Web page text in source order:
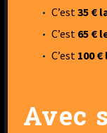
C’est 35 €
C’est 65 €
C’est 100
Avec